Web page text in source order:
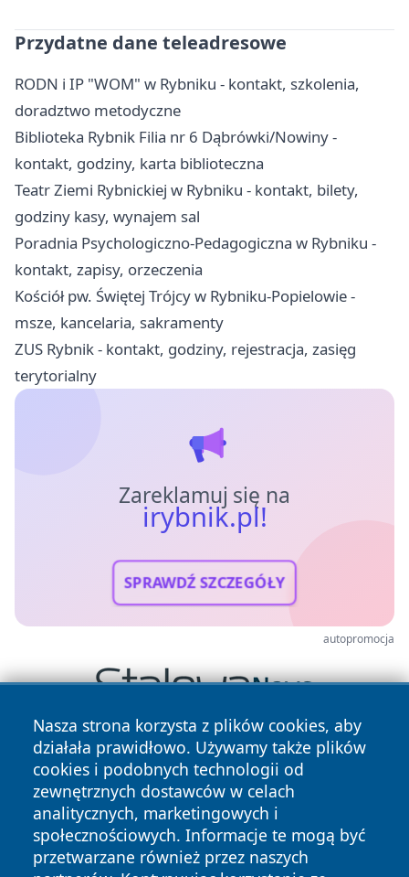
Przydatne dane teleadresowe
RODN i IP "WOM" w Rybniku - kontakt, szkolenia,
doradztwo metodyczne
Biblioteka Rybnik Filia nr 6 Dąbrówki/Nowiny -
kontakt, godziny, karta biblioteczna
Teatr Ziemi Rybnickiej w Rybniku - kontakt, bilety,
godziny kasy, wynajem sal
Poradnia Psychologiczno-Pedagogiczna w Rybniku -
kontakt, zapisy, orzeczenia
Kościół pw. Świętej Trójcy w Rybniku-Popielowie -
msze, kancelaria, sakramenty
ZUS Rybnik - kontakt, godziny, rejestracja, zasięg
terytorialny
Zareklamuj się na
irybnik.pl!
SPRAWDŹ SZCZEGÓŁY
autopromocja
Nasza strona korzysta z plików cookies, aby
działała prawidłowo. Używamy także plików
cookies i podobnych technologii od
zewnętrznych dostawców w celach
analitycznych, marketingowych i
społecznościowych. Informacje te mogą być
przetwarzane również przez naszych
Copyright © 2026 irybnik.pl Wszystkie prawa zastrzeżone.